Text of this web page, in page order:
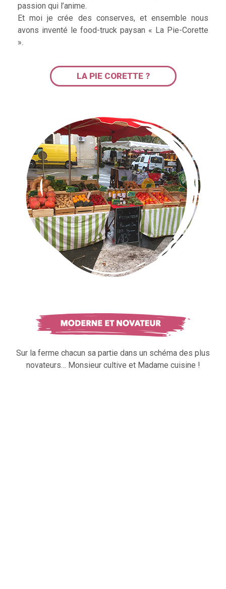
passion qui l’anime.
Et moi je crée des conserves, et ensemble nous
avons inventé le food-truck paysan « La Pie-Corette
».
LA PIE CORETTE ?
Sur la ferme chacun sa partie dans un schéma des plus
novateurs… Monsieur cultive et Madame cuisine !